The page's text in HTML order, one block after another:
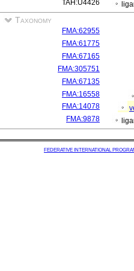
TAH:U4426
Taxonomy
FMA:62955
FMA:61775
FMA:67165
FMA:305751
FMA:67135
FMA:16558
FMA:14078
FMA:9878
FEDERATIVE INTERNATIONAL